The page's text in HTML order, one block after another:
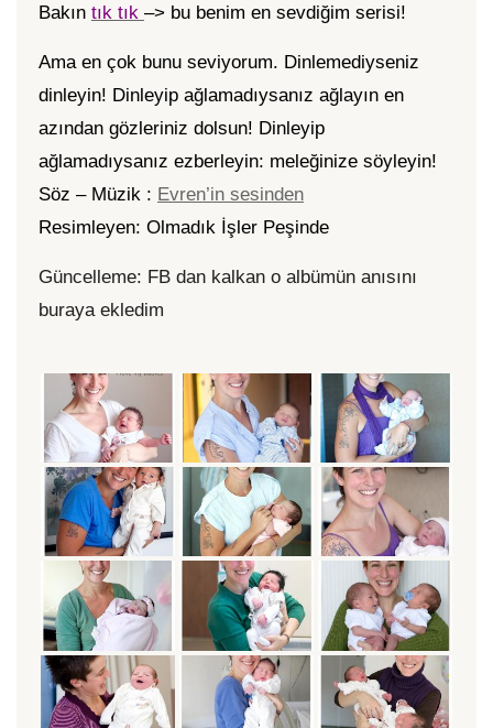
Bakın tık tık –> bu benim en sevdiğim serisi!
Ama en çok bunu seviyorum. Dinlemediyseniz
dinleyin! Dinleyip ağlamadıysanız ağlayın en
azından gözleriniz dolsun! Dinleyip
ağlamadıysanız ezberleyin: meleğinize söyleyin!
Söz – Müzik : Evren’in sesinden
Resimleyen: Olmadık İşler Peşinde
Güncelleme: FB dan kalkan o albümün anısını
buraya ekledim